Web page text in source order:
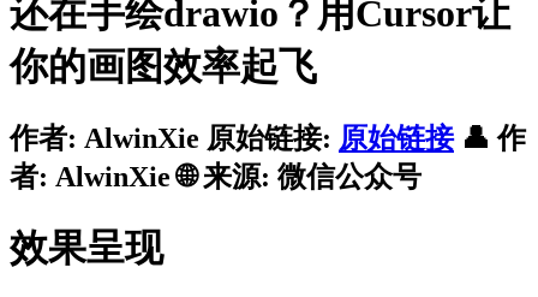
还在手绘drawio？用Cursor让
你的画图效率起飞
作者: AlwinXie 原始链接: 原始链接👤 作
者: AlwinXie 🌐 来源: 微信公众号
效果呈现